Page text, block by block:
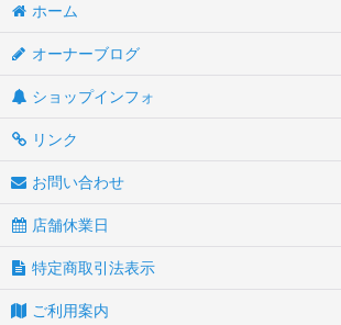
ホーム
オーナーブログ
ショップインフォ
リンク
お問い合わせ
店舗休業日
特定商取引法表示
ご利用案内